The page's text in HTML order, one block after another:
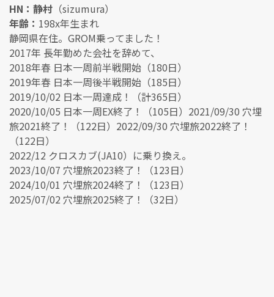
HN：静村 （sizumura）
年齢： 198x年生まれ
静岡県在住。GROM乗ってました！
2017年 長年勤めた会社を辞めて、
2018年春 日本一周前半戦開始（180日）
2019年春 日本一周後半戦開始（185日）
2019/10/02 日本一周達成！（計365日）
2020/10/05 日本一周EX終了！（105日）2021/09/30 穴埋
旅2021終了！（122日）2022/09/30 穴埋旅2022終了！
（122日）
2022/12 クロスカブ(JA10）に乗り換え。
2023/10/07 穴埋旅2023終了！（123日）
2024/10/01 穴埋旅2024終了！（123日）
2025/07/02 穴埋旅2025終了！（32日）